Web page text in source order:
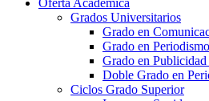
Oferta Académica
Grados Universitarios
Grado en
Grado en Periodismo
Grado en
Doble Grado en
Ciclos Grado Superior